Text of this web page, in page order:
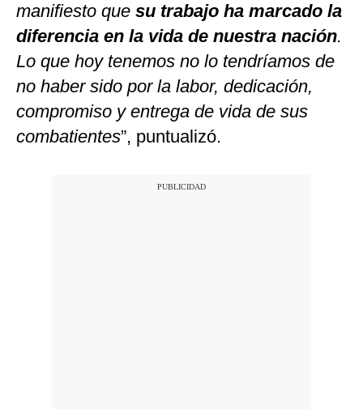
manifiesto que su trabajo ha marcado la
diferencia en la vida de nuestra nación.
Lo que hoy tenemos no lo tendríamos de
no haber sido por la labor, dedicación,
compromiso y entrega de vida de sus
combatientes”, puntualizó.